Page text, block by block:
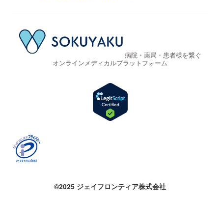
病院・薬局・患者様を繋ぐ
オンラインメディカルプラットフォーム
©2025 ジェイフロンティア株式会社